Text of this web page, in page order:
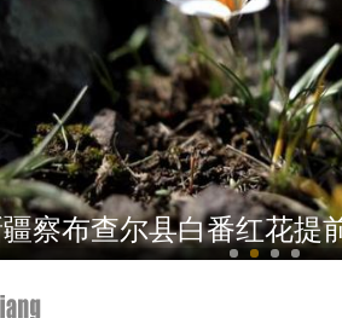
工大吉！请查收来自新疆
新春走基层）春节假期游